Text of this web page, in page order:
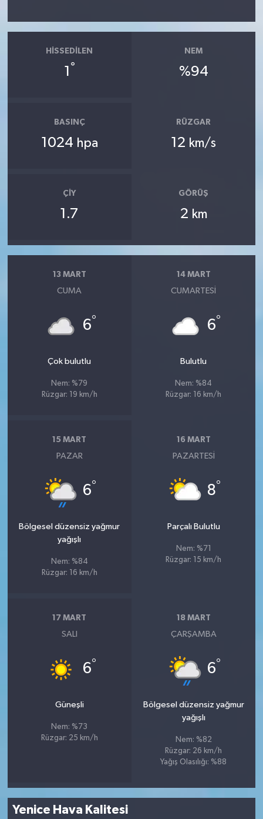
HISSEDILEN
1 °
NEM
%94
BASINÇ
1024 hpa
RÜZGAR
12 km/s
ÇIY
1.7
GÖRÜŞ
2 km
13 MART
CUMA
6°
Çok bulutlu
Nem: %79
Rüzgar: 19 km/h
14 MART
CUMARTESI
6°
Bulutlu
Nem: %84
Rüzgar: 16 km/h
15 MART
PAZAR
6°
Bölgesel düzensiz yağmur
yağışlı
Nem: %84
Rüzgar: 16 km/h
16 MART
PAZARTESI
8°
Parçalı Bulutlu
Nem: %71
Rüzgar: 15 km/h
17 MART
SALI
6°
Güneşli
Nem: %73
Rüzgar: 25 km/h
18 MART
ÇARŞAMBA
6°
Bölgesel düzensiz yağmur
yağışlı
Nem: %82
Rüzgar: 26 km/h
Yağış Olasılığı: %88
Yenice Hava Kalitesi